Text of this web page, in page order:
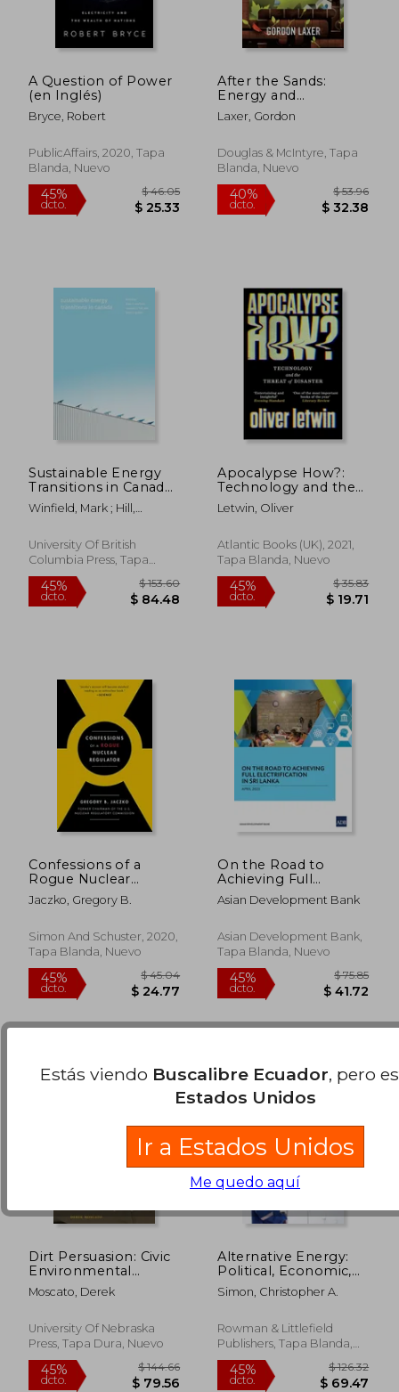
40% 40%
45%
dcto.
$ 159.53 40%
dcto.
A Question of Power
(en Inglés)
Bryce, Robert
PublicAffairs, 2020, Tapa
Blanda, Nuevo
dcto. $ 25.33
After the Sands:
Energy and
Ecological Security
for Canadians (en
Laxer, Gordon
Douglas & McIntyre, Tapa
Blanda, Nuevo
dcto. $
Sustainable Energy
Transitions in Canada
(en Inglés)
Winfield, Mark ; Hill,
University Of British
Columbia Press, Tapa
Blanda, Nuevo
45%
dcto. $ 84.48
Apocalypse How?:
Technology and the
Threat of Disaster (en
Inglés)
Letwin, Oliver
Atlantic Books (UK), 2021,
Tapa Blanda, Nuevo
45%
dcto. $
Confessions of a
Rogue Nuclear
Regulator (en Inglés)
Jaczko, Gregory B.
Simon And Schuster, 2020,
Tapa Blanda, Nuevo
On the Road to
Achieving Full
Electrification in Sri
Lanka (en Inglés)
Asian Development Bank
Asian Development Bank,
Tapa Blanda, Nuevo
Dirt Persuasion: Civic
Environmental
Populism and the
Heartland's Pipeline
Moscato, Derek
University Of Nebraska
Press, Tapa Dura, Nuevo
Alternative Energy:
Political, Economic,
and Social Feasibility
(en Inglés)
Simon, Christopher A.
Rowman & Littlefield
Publishers, Tapa Blanda,
Nuevo
Estás viendo Buscalibre Ecuador, pero
Estados Unidos
Ir a Estados Unidos
Me quedo aquí